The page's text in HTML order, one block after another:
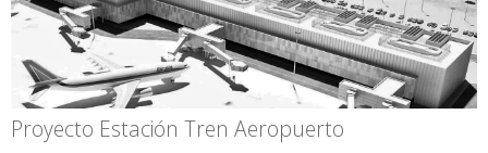
Proyecto Estación Tren Aeropuerto